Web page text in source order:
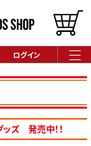
ログイン
ッズ 発売中！！